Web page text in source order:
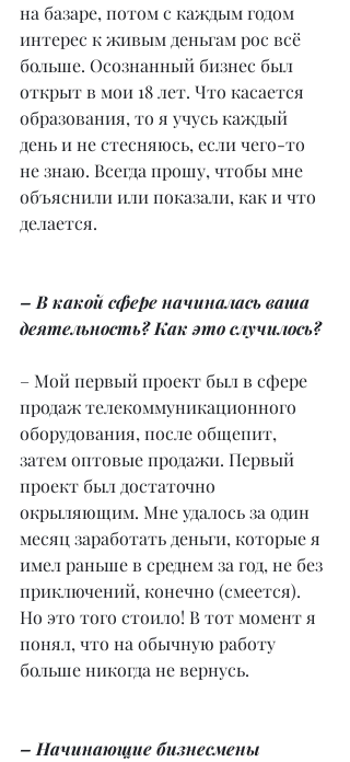
на базаре, потом с каждым годом
интерес к живым деньгам рос всё
больше. Осознанный бизнес был
открыт в мои 18 лет. Что касается
образования, то я учусь каждый
день и не стесняюсь, если чего-то
не знаю. Всегда прошу, чтобы мне
объяснили или показали, как и что
делается.
– В какой сфере начиналась ваша
деятельность? Как это случилось?
– Мой первый проект был в сфере
продаж телекоммуникационного
оборудования, после общепит,
затем оптовые продажи. Первый
проект был достаточно
окрыляющим. Мне удалось за один
месяц заработать деньги, которые я
имел раньше в среднем за год, не без
приключений, конечно (смеется).
Но это того стоило! В тот момент я
понял, что на обычную работу
больше никогда не вернусь.
– Начинающие бизнесмены